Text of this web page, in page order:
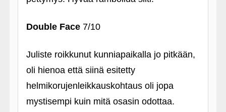
Double Face 7/10
Juliste roikkunut kunniapaikalla jo pitkään,
oli hienoa että siinä esitetty
helmikorujenleikkauskohtaus oli jopa
mystisempi kuin mitä osasin odottaa.